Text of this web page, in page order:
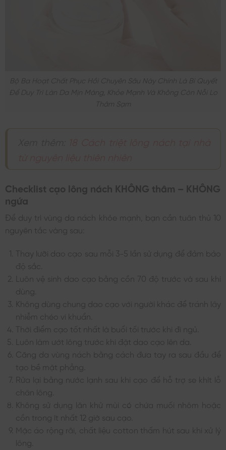
Bộ Ba Hoạt Chất Phục Hồi Chuyên Sâu Này Chính Là Bí Quyết
Để Duy Trì Làn Da Mịn Màng, Khỏe Mạnh Và Không Còn Nỗi Lo
Thâm Sạm
Checklist cạo lông nách KHÔNG thâm – KHÔNG
ngứa
Để duy trì vùng da nách khỏe mạnh, bạn cần tuân thủ 10
nguyên tắc vàng sau:
Thay lưỡi dao cạo sau mỗi 3-5 lần sử dụng để đảm bảo
độ sắc.
Luôn vệ sinh dao cạo bằng cồn 70 độ trước và sau khi
dùng.
Không dùng chung dao cạo với người khác để tránh lây
nhiễm chéo vi khuẩn.
Thời điểm cạo tốt nhất là buổi tối trước khi đi ngủ.
Luôn làm ướt lông trước khi đặt dao cạo lên da.
Căng da vùng nách bằng cách đưa tay ra sau đầu để
tạo bề mặt phẳng.
Rửa lại bằng nước lạnh sau khi cạo để hỗ trợ se khít lỗ
chân lông.
Không sử dụng lăn khử mùi có chứa muối nhôm hoặc
cồn trong ít nhất 12 giờ sau cạo.
Mặc áo rộng rãi, chất liệu cotton thấm hút sau khi xử lý
lông.